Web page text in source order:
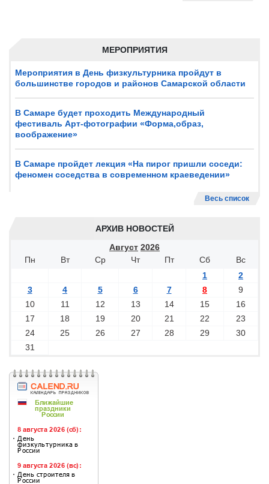
МЕРОПРИЯТИЯ
Мероприятия в День физкультурника пройдут в
большинстве городов и районов Самарской области
В Самаре будет проходить Международный
фестиваль Арт-фотографии «Форма,образ,
воображение»
В Самаре пройдет лекция «На пирог пришли соседи:
феномен соседства в современном краеведении»
Весь список
АРХИВ НОВОСТЕЙ
Август 2026
Пн
Вт Ср Чт Пт Сб
Вс
1
2
3
4 5 6 7 8
9
10
11 12 13 14 15
16
17
18 19 20 21 22
23
24
25 26 27 28 29
30
31